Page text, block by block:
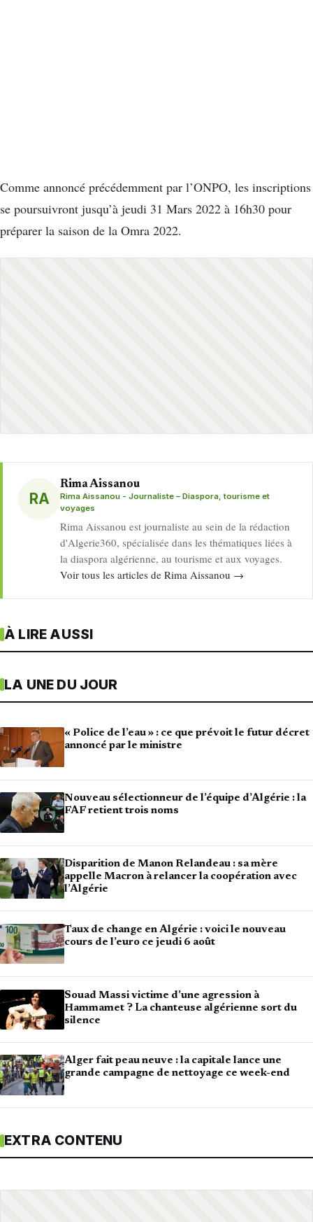
Comme annoncé précédemment par l’ONPO, les inscriptions
se poursuivront jusqu’à jeudi 31 Mars 2022 à 16h30 pour
préparer la saison de la Omra 2022.
RA
Rima Aissanou
Rima Aissanou - Journaliste – Diaspora, tourisme et
voyages
Rima Aissanou est journaliste au sein de la rédaction
d'Algerie360, spécialisée dans les thématiques liées à
la diaspora algérienne, au tourisme et aux voyages.
Voir tous les articles de Rima Aissanou →
À LIRE AUSSI
LA UNE DU JOUR
« Police de l’eau » : ce que prévoit le futur décret
annoncé par le ministre
Nouveau sélectionneur de l’équipe d’Algérie : la
FAF retient trois noms
Disparition de Manon Relandeau : sa mère
appelle Macron à relancer la coopération avec
l’Algérie
Taux de change en Algérie : voici le nouveau
cours de l’euro ce jeudi 6 août
Souad Massi victime d’une agression à
Hammamet ? La chanteuse algérienne sort du
silence
Alger fait peau neuve : la capitale lance une
grande campagne de nettoyage ce week-end
EXTRA CONTENU